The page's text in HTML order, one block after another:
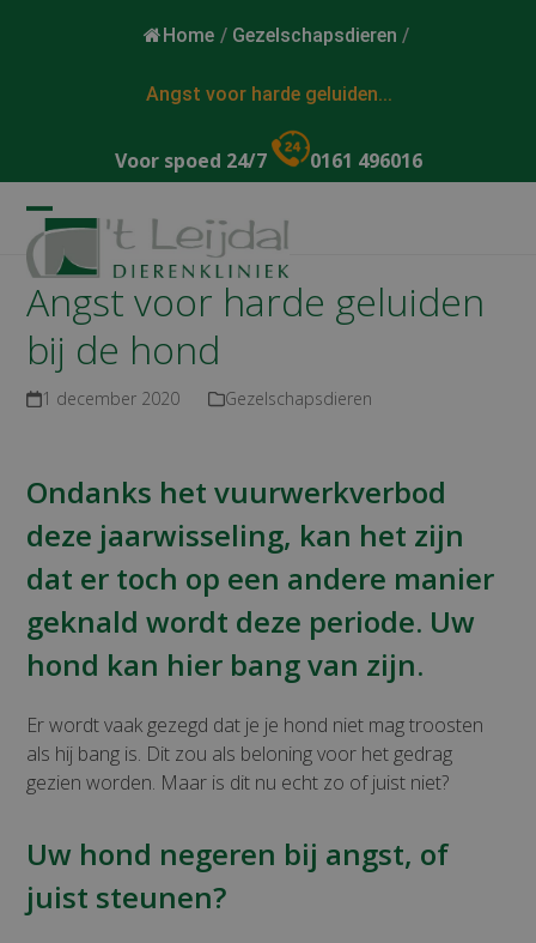
Home / Gezelschapsdieren /
Angst voor harde geluiden...
Voor spoed 24/7 0161 496016
Open
mobile
menu
Close
mobile
menu
Angst voor harde geluiden
bij de hond
1 december 2020 Gezelschapsdieren
Ondanks het vuurwerkverbod
deze jaarwisseling, kan het zijn
dat er toch op een andere manier
geknald wordt deze periode. Uw
hond kan hier bang van zijn.
Er wordt vaak gezegd dat je je hond niet mag troosten
als hij bang is. Dit zou als beloning voor het gedrag
gezien worden. Maar is dit nu echt zo of juist niet?
Uw hond negeren bij angst, of
juist steunen?